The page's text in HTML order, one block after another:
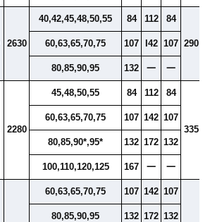
2630
40,42,45,48,50,55 84 112 84
290
60,63,65,70,75 107 I42 107
80,85,90,95 132 一 一
2280
45,48,50,55 84 112 84
335
60,63,65,70,75 107 142 107
80,85,90*,95* 132 172 132
100,110,120,125 167 一 一
60,63,65,70,75 107 142 107
80,85,90,95 132 172 132